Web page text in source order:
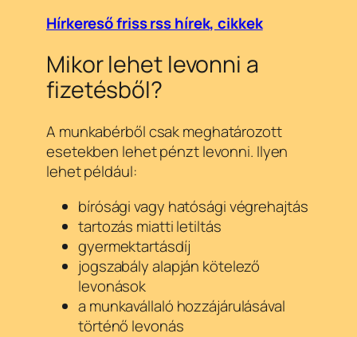
Hírkereső friss rss hírek, cikkek
Mikor lehet levonni a
fizetésből?
A munkabérből csak meghatározott
esetekben lehet pénzt levonni. Ilyen
lehet például:
bírósági vagy hatósági végrehajtás
tartozás miatti letiltás
gyermektartásdíj
jogszabály alapján kötelező
levonások
a munkavállaló hozzájárulásával
történő levonás